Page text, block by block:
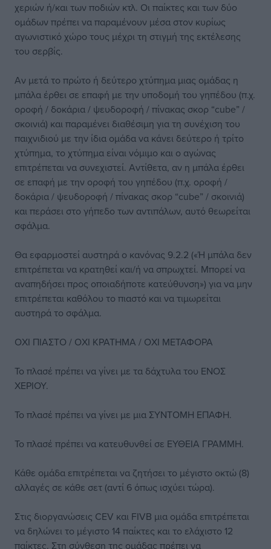
χεριών ή/και των ποδιών κτλ. Οι παίκτες και των δύο
ομάδων πρέπει να παραμένουν μέσα στον κυρίως
αγωνιστικό χώρο τους μέχρι τη στιγμή της εκτέλεσης
του σερβίς.
Αν μετά το πρώτο ή δεύτερο χτύπημα μιας ομάδας η
μπάλα έρθει σε επαφή με την υποδομή του γηπέδου (π.χ.
οροφή / δοκάρια / ψευδοροφή / πίνακας σκορ “cube” /
σκοινιά) και παραμένει διαθέσιμη για τη συνέχιση του
παιχνιδιού με την ίδια ομάδα να κάνει δεύτερο ή τρίτο
χτύπημα, το χτύπημα είναι νόμιμο και ο αγώνας
επιτρέπεται να συνεχιστεί. Αντίθετα, αν η μπάλα έρθει
σε επαφή με την οροφή του γηπέδου (π.χ. oροφή /
δοκάρια / ψευδοροφή / πίνακας σκορ “cube” / σκοινιά)
και περάσει στο γήπεδο των αντιπάλων, αυτό θεωρείται
σφάλμα.
Θα εφαρμοστεί αυστηρά ο κανόνας 9.2.2 («Ή μπάλα δεν
επιτρέπεται να κρατηθεί και/ή να σπρωχτεί. Μπορεί να
αναπηδήσει προς οποιαδήποτε κατεύθυνση») για να μην
επιτρέπεται καθόλου το πιαστό και να τιμωρείται
αυστηρά το σφάλμα.
ΟΧΙ ΠΙΑΣΤΟ / ΟΧΙ ΚΡΑΤΗΜΑ / ΟΧΙ ΜΕΤΑΦΟΡΑ
Το πλασέ πρέπει να γίνει με τα δάχτυλα του ΕΝΟΣ
ΧΕΡΙΟΥ.
Το πλασέ πρέπει να γίνει με μια ΣΥΝΤΟΜΗ ΕΠΑΦΗ.
Το πλασέ πρέπει να κατευθυνθεί σε ΕΥΘΕΙΑ ΓΡΑΜΜΗ.
Κάθε ομάδα επιτρέπεται να ζητήσει το μέγιστο οκτώ (8)
αλλαγές σε κάθε σετ (αντί 6 όπως ισχύει τώρα).
Στις διοργανώσεις CEV και FIVB μια ομάδα επιτρέπεται
να δηλώνει το μέγιστο 14 παίκτες και το ελάχιστο 12
παίκτες. Στη σύνθεση της ομάδας πρέπει να